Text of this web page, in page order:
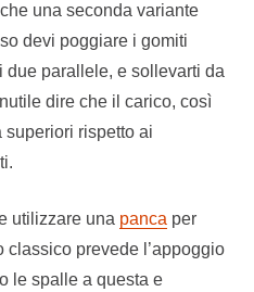
una seconda variante
devi poggiare i gomiti
parallele, e sollevarti da
dire che il carico, così
superiori rispetto ai
utilizzare una panca per
classico prevede l’appoggio
le spalle a questa e